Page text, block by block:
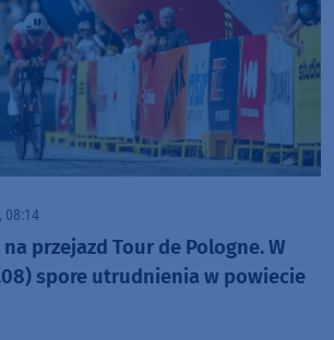
08:14
przejazd Tour de Pologne. W
spore utrudnienia w powiecie